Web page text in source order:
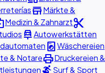
storeMärkte &
Medizin & Zahnarztcontent_cut
car_repairAutowerkstätten
local_laundry_serviceWäschereien
& NotareprintDruckereien &
Surf & Sport